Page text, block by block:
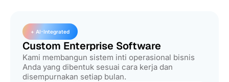
+ AI-Integrated
Custom Enterprise Software
Kami membangun sistem inti operasional bisnis
Anda yang dibentuk sesuai cara kerja dan
disempurnakan setiap bulan.